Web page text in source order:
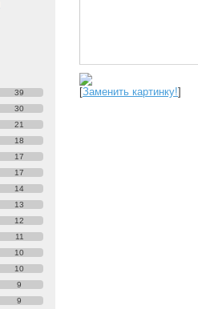
39
30
21
18
17
17
14
13
12
11
10
10
9
9
[Заменить картинку!]